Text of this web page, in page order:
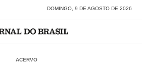
DOMINGO, 9 DE AGOSTO DE 2026
ACERVO